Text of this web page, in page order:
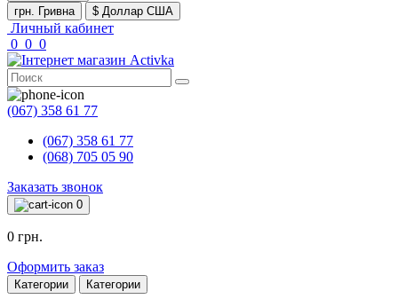
грн. Гривна
$ Доллар США
Личный кабинет
0 0 0
(067) 358 61 77
(067) 358 61 77
(068) 705 05 90
Заказать звонок
0
0 грн.
Оформить заказ
Категории Категории